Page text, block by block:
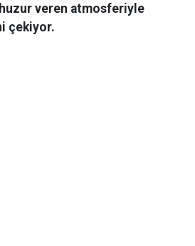
veren atmosferiyle
çekiyor.